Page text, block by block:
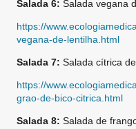
Salada 6: Salada vegana
https://
vegana-de-lentilha.html
Salada 7: Salada cítrica
https://
grao-de-bico-citrica.html
Salada 8: Salada de